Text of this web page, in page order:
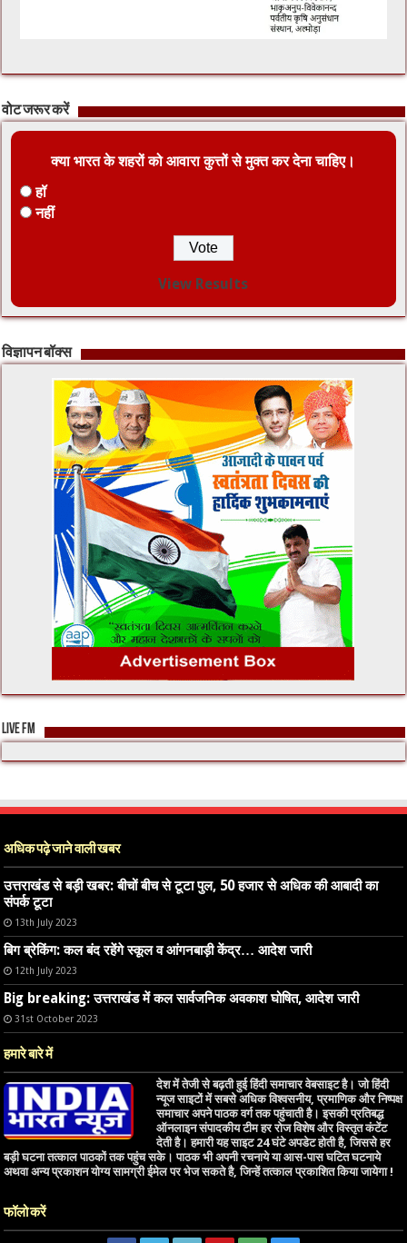
वोट जरूर करें
क्या भारत के शहरों को आवारा कुत्तों से मुक्त कर देना चाहिए।
हॉ
नहीं
View Results
विज्ञापन बॉक्स
LIVE FM
अधिक पढ़े जाने वाली खबर
उत्तराखंड से बड़ी खबर: बीचों बीच से टूटा पुल, 50 हजार से अधिक की आबादी का
संपर्क टूटा
13th July 2023
बिग ब्रेकिंग: कल बंद रहेंगे स्कूल व आंगनबाड़ी केंद्र… आदेश जारी
12th July 2023
Big breaking: उत्तराखंड में कल सार्वजनिक अवकाश घोषित, आदेश जारी
31st October 2023
हमारे बारे में
देश में तेजी से बढ़ती हुई हिंदी समाचार वेबसाइट है। जो हिंदी
न्यूज साइटों में सबसे अधिक विश्वसनीय, प्रमाणिक और निष्पक्ष
समाचार अपने पाठक वर्ग तक पहुंचाती है। इसकी प्रतिबद्ध
ऑनलाइन संपादकीय टीम हर रोज विशेष और विस्तृत कंटेंट
देती है। हमारी यह साइट 24 घंटे अपडेट होती है, जिससे हर
बड़ी घटना तत्काल पाठकों तक पहुंच सके। पाठक भी अपनी रचनाये या आस-पास घटित घटनाये
अथवा अन्य प्रकाशन योग्य सामग्री ईमेल पर भेज सकते है, जिन्हें तत्काल प्रकाशित किया जायेगा !
फॉलो करें